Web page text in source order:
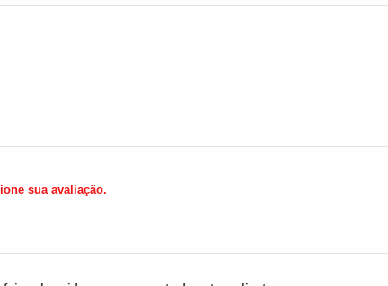
sua avaliação.